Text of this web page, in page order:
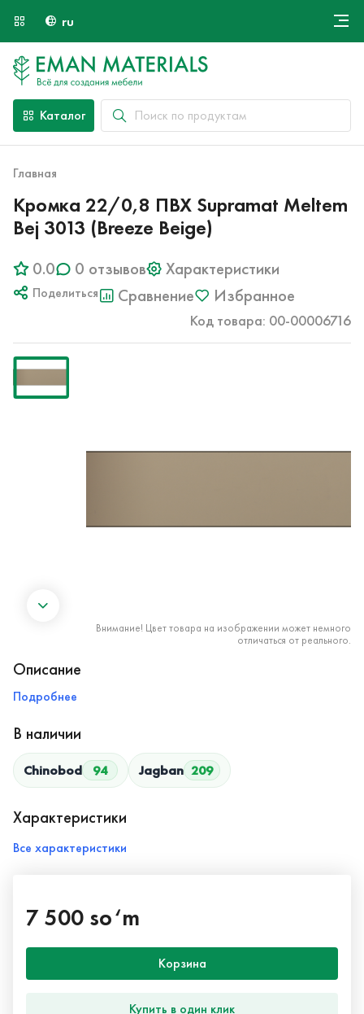
ru
Оплата и доставка
Каталог
Главная
Кромка 22/0,8 ПВХ Supramat Meltem
Bej 3013 (Breeze Beige)
0.0 0 отзывов Характеристики
Поделиться Сравнение Избранное
Код товара: 00-00006716
Внимание! Цвет товара на изображении может немного
отличаться от реального.
Описание
Подробнее
В наличии
Chinobod 94 Jagban 209
Характеристики
Все характеристики
7 500 so‘m
Корзина
Купить в один клик